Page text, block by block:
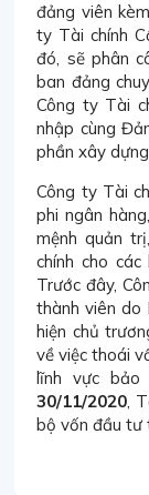
đảng viên
ty Tài chính
đó, sẽ phân
ban đảng
Công ty Tài
nhập cùng
phần xây
Công ty Tài
phi ngân
mệnh quản
chính cho
Trước đây,
thành viên do
hiện chủ
về việc thoái
lĩnh vực bảo
30/11/2020,
bộ vốn đầu tư